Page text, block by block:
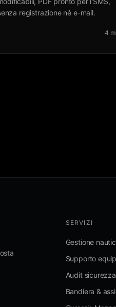
registrazione né e-mail.
4
SERVIZI
Gestione
Supporto
Audit
Bandiera &